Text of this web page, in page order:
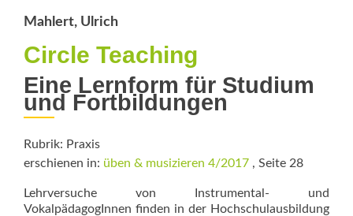
Mahlert, Ulrich
Circle Teaching
Eine Lernform für ­Studium
und Fortbildungen
Rubrik: Praxis
erschienen in: üben & musizieren 4/2017 , Seite 28
Lehrversuche von Instrumental- und
VokalpädagogInnen finden in der Hochschulausbildung